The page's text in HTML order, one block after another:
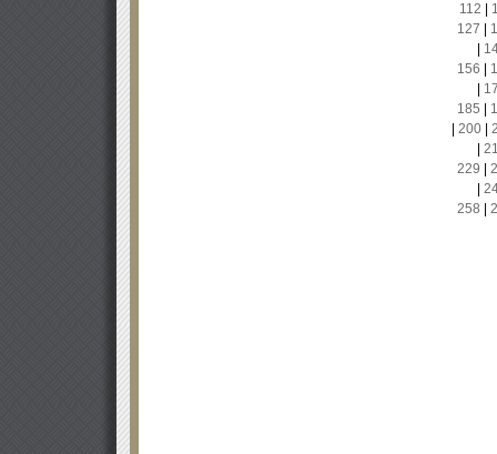
112
127
156
185
200|
229
258